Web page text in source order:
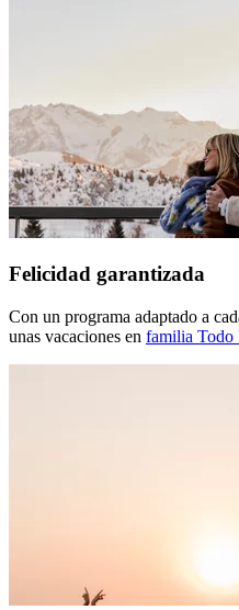
Felicidad garantizada
Con un programa adaptado a
unas vacaciones en familia Todo